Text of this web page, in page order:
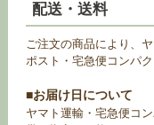
配送・送料
ご注文の商品により、
ポスト・宅急便コンパ
■お届け日について
ヤマト運輸・宅急便コ